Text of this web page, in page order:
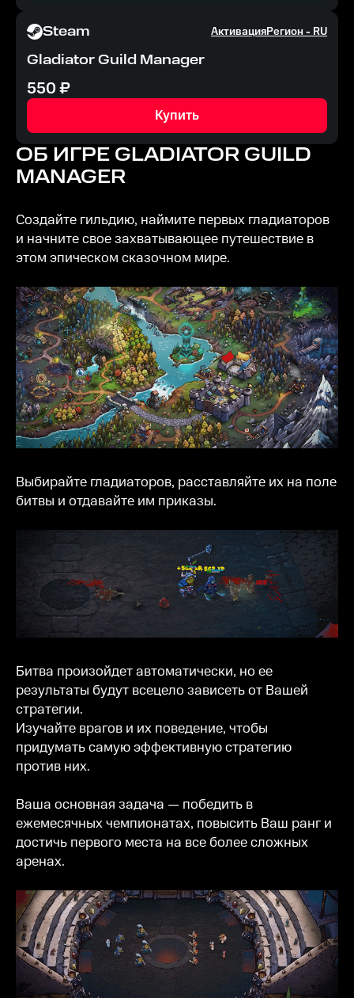
Steam АктивацияРегион -RU
Gladiator Guild Manager
550₽
Купить
ОБ ИГРЕ GLADIATOR GUILD
MANAGER
Создайте гильдию, наймите первых гладиаторов
и начните свое захватывающее путешествие в
этом эпическом сказочном мире.
Выбирайте гладиаторов, расставляйте их на поле
битвы и отдавайте им приказы.
Битва произойдет автоматически, но ее
результаты будут всецело зависеть от Вашей
стратегии.
Изучайте врагов и их поведение, чтобы
придумать самую эффективную стратегию
против них.
Ваша основная задача — победить в
ежемесячных чемпионатах, повысить Ваш ранг и
достичь первого места на все более сложных
аренах.